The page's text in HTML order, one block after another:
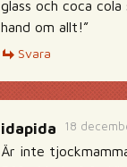
glass och coca
hand om allt!”
Svara
18
idapida
Är inte